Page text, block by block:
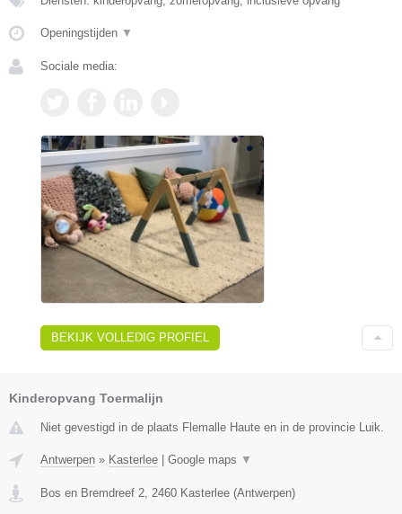
Openingstijden ▼
Sociale media:
BEKIJK VOLLEDIG PROFIEL
Kinderopvang Toermalijn
Niet gevestigd in de plaats Flemalle Haute en in de provincie Luik.
Antwerpen » Kasterlee Google maps ▼
Bos en Bremdreef 2 2460 Kasterlee (Antwerpen)